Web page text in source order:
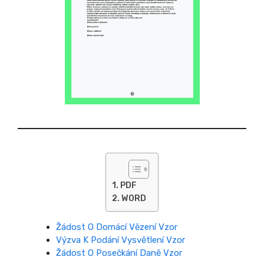
PDF
WORD
Žádost O Domácí Vězení Vzor
Výzva K Podání Vysvětlení Vzor
Žádost O Posečkání Daně Vzor